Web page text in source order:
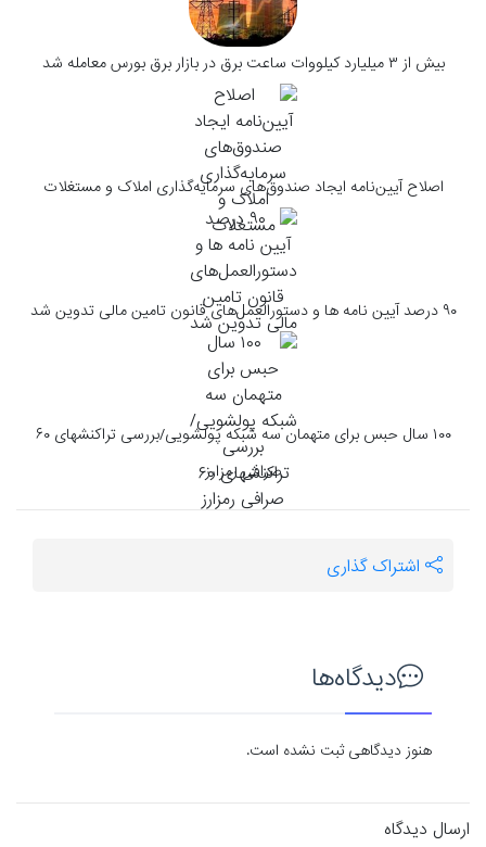
بیش از ۳ میلیارد کیلووات ساعت برق در بازار برق بورس معامله شد
اصلاح آیین‌نامه ایجاد صندوق‌های سرمایه‌گذاری املاک و مستغلات
۹۰ درصد آیین نامه ها و دستورالعمل‌های قانون تامین مالی تدوین شد
۱۰۰ سال حبس برای متهمان سه شبکه پولشویی/بررسی تراکنشهای ۶۰
صرافی رمزارز
اشتراک گذاری
دیدگاه‌ها
هنوز دیدگاهی ثبت نشده است.
ارسال دیدگاه